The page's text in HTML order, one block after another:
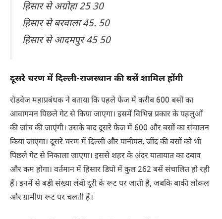
हिसार से अग्रोहा 25 30
हिसार से बरवाला 45. 50
हिसार से आदमपुर 45 50
दूसरे चरण में दिल्ली-राजस्थान की बसें शामिल होंगी
रोडवेज महाप्रबंधक ने बताया कि पहले फेज में करीब 600 बसों का
आवागमन पिछले गेट से किया जाएगा। इसमें विभिन्न प्रकार के पहलुओं
की जांच की जाएंगी। उसके बाद दूसरे फेज में 600 और बसों का संचालन
किया जाएगा। दूसरे चरण में दिल्ली और पानीपत, जींद की बसों को भी
पिछले गेट से निकाला जाएगा। इससे शहर के अंदर यातायात का दबाव
और कम होगा। वर्तमान में हिसार डिपो में कुल 262 बसें संचालित हो रही
हैं। इनमें से बड़ी संख्या लंबी दूरी के रूट पर जाती है, जबकि बाकी लोकल
और ग्रामीण रूट पर चलती हैं।